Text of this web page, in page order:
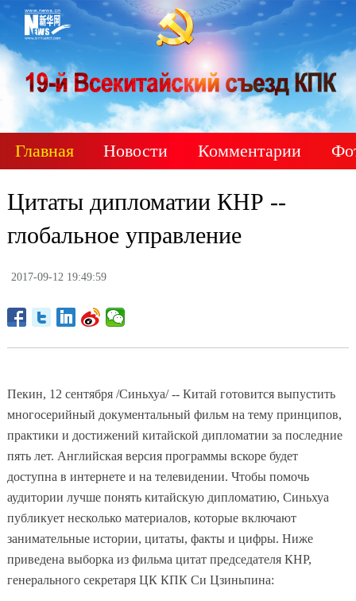
Главная Новости Комментарии
Цитаты дипломатии КНР --
глобальное управление
2017-09-12 19:49:59
Пекин, 12 сентября /Синьхуа/ -- Китай готовится выпустить
многосерийный документальный фильм на тему принципов,
практики и достижений китайской дипломатии за последние
пять лет. Английская версия программы вскоре будет
доступна в интернете и на телевидении. Чтобы помочь
аудитории лучше понять китайскую дипломатию, Синьхуа
публикует несколько материалов, которые включают
занимательные истории, цитаты, факты и цифры. Ниже
приведена выборка из фильма цитат председателя КНР,
генерального секретаря ЦК КПК Си Цзиньпина: